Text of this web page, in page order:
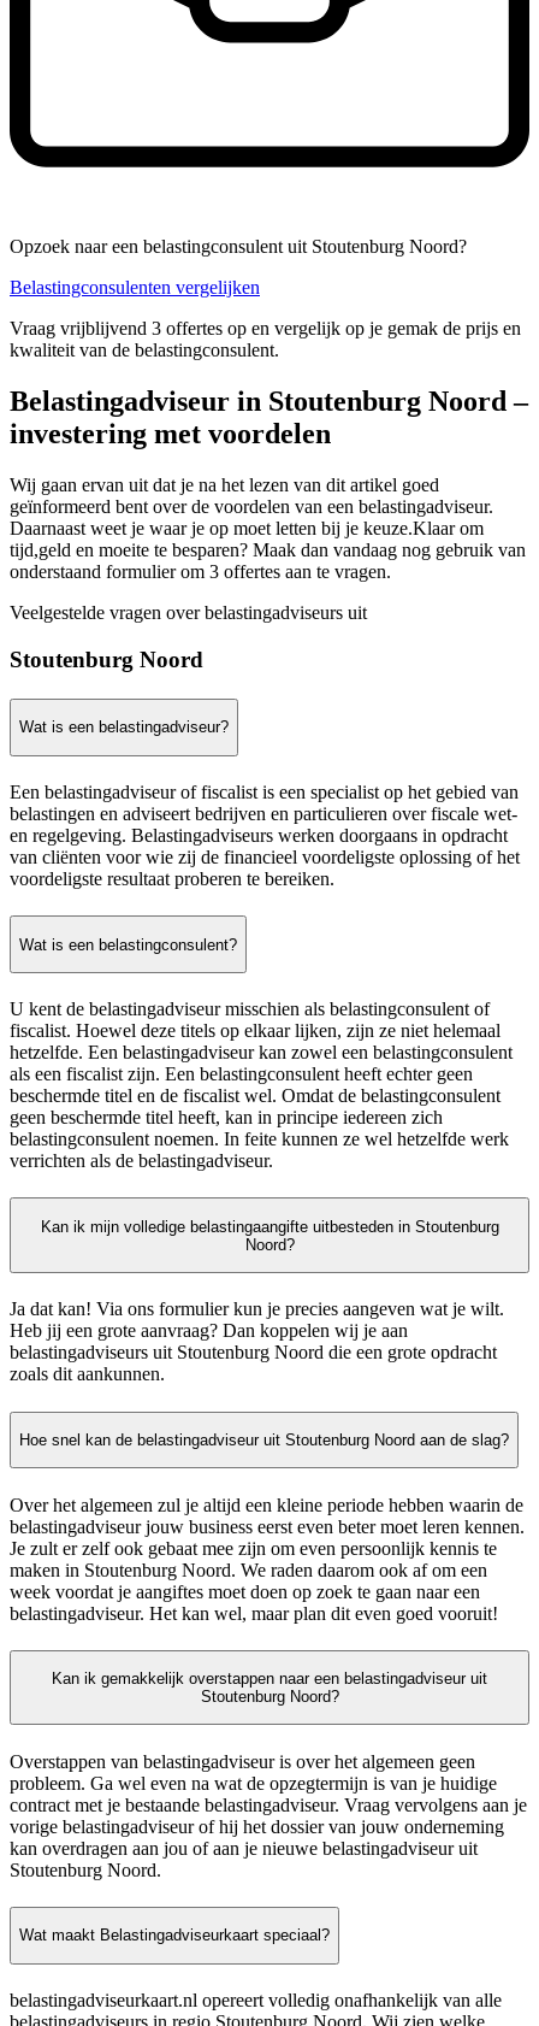
Opzoek naar een belastingconsulent uit Stoutenburg Noord?
Belastingconsulenten vergelijken
Vraag vrijblijvend 3 offertes op en vergelijk op je gemak de prijs en
kwaliteit van de belastingconsulent.
Belastingadviseur in Stoutenburg Noord –
investering met voordelen
Wij gaan ervan uit dat je na het lezen van dit artikel goed
geïnformeerd bent over de voordelen van een belastingadviseur.
Daarnaast weet je waar je op moet letten bij je keuze.Klaar om
tijd,geld en moeite te besparen? Maak dan vandaag nog gebruik van
onderstaand formulier om 3 offertes aan te vragen.
Veelgestelde vragen over belastingadviseurs uit
Stoutenburg Noord
Wat is een belastingadviseur?
Een belastingadviseur of fiscalist is een specialist op het gebied van
belastingen en adviseert bedrijven en particulieren over fiscale wet-
en regelgeving. Belastingadviseurs werken doorgaans in opdracht
van cliënten voor wie zij de financieel voordeligste oplossing of het
voordeligste resultaat proberen te bereiken.
Wat is een belastingconsulent?
U kent de belastingadviseur misschien als belastingconsulent of
fiscalist. Hoewel deze titels op elkaar lijken, zijn ze niet helemaal
hetzelfde. Een belastingadviseur kan zowel een belastingconsulent
als een fiscalist zijn. Een belastingconsulent heeft echter geen
beschermde titel en de fiscalist wel. Omdat de belastingconsulent
geen beschermde titel heeft, kan in principe iedereen zich
belastingconsulent noemen. In feite kunnen ze wel hetzelfde werk
verrichten als de belastingadviseur.
Kan ik mijn volledige belastingaangifte uitbesteden in Stoutenburg
Noord?
Ja dat kan! Via ons formulier kun je precies aangeven wat je wilt.
Heb jij een grote aanvraag? Dan koppelen wij je aan
belastingadviseurs uit Stoutenburg Noord die een grote opdracht
zoals dit aankunnen.
Hoe snel kan de belastingadviseur uit Stoutenburg Noord aan de slag?
Over het algemeen zul je altijd een kleine periode hebben waarin de
belastingadviseur jouw business eerst even beter moet leren kennen.
Je zult er zelf ook gebaat mee zijn om even persoonlijk kennis te
maken in Stoutenburg Noord. We raden daarom ook af om een
week voordat je aangiftes moet doen op zoek te gaan naar een
belastingadviseur. Het kan wel, maar plan dit even goed vooruit!
Kan ik gemakkelijk overstappen naar een belastingadviseur uit
Stoutenburg Noord?
Overstappen van belastingadviseur is over het algemeen geen
probleem. Ga wel even na wat de opzegtermijn is van je huidige
contract met je bestaande belastingadviseur. Vraag vervolgens aan je
vorige belastingadviseur of hij het dossier van jouw onderneming
kan overdragen aan jou of aan je nieuwe belastingadviseur uit
Stoutenburg Noord.
Wat maakt Belastingadviseurkaart speciaal?
belastingadviseurkaart.nl opereert volledig onafhankelijk van alle
belastingadviseurs in regio Stoutenburg Noord. Wij zien welke